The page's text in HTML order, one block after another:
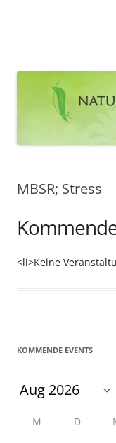
MBSR; Stress
<li>Keine
KOMMENDE EVENTS
M D